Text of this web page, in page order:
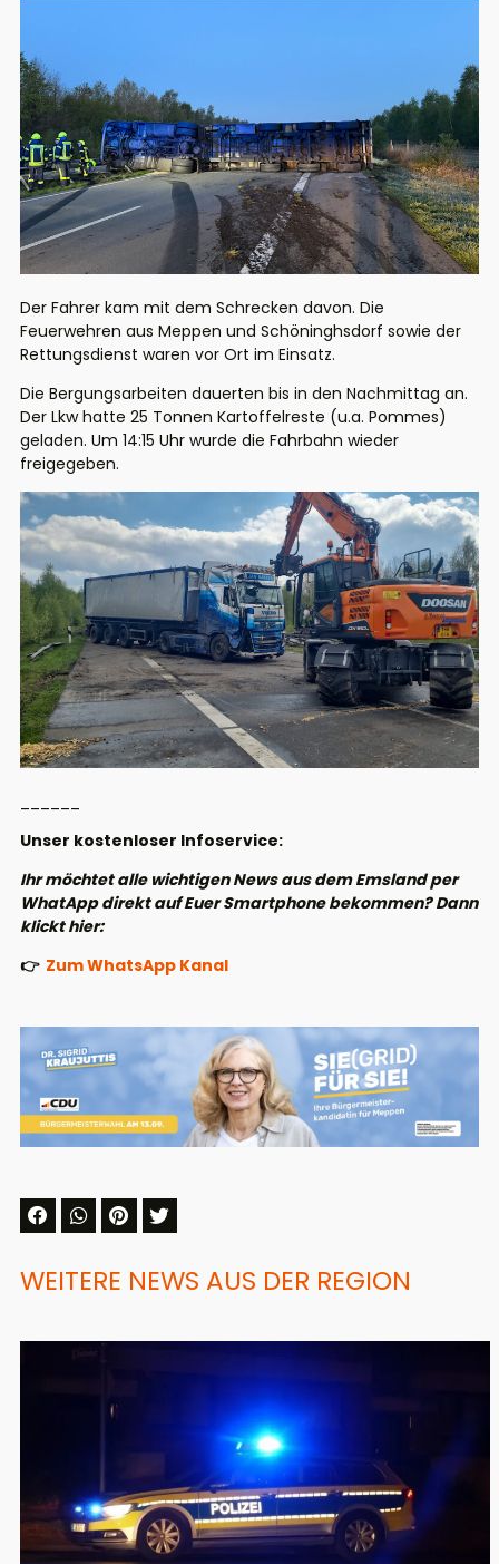
Der Fahrer kam mit dem Schrecken davon. Die
Feuerwehren aus Meppen und Schöninghsdorf sowie der
Rettungsdienst waren vor Ort im Einsatz.
Die Bergungsarbeiten dauerten bis in den Nachmittag an.
Der Lkw hatte 25 Tonnen Kartoffelreste (u.a. Pommes)
geladen. Um 14:15 Uhr wurde die Fahrbahn wieder
freigegeben.
Unser kostenloser Infoservice:
Ihr möchtet alle wichtigen News aus dem Emsland per
WhatApp direkt auf Euer Smartphone bekommen? Dann
klickt hier:
👉 Zum WhatsApp Kanal
WEITERE NEWS AUS DER REGION